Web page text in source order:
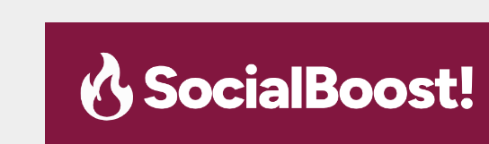
content